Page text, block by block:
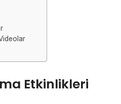
Etkinlikleri